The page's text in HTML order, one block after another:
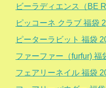
ビーラディエンス（BE
ピッコーネ クラブ 福袋
ピーターラビット 福袋
ファーファー（furfur) 福
フェアリーネイル 福袋